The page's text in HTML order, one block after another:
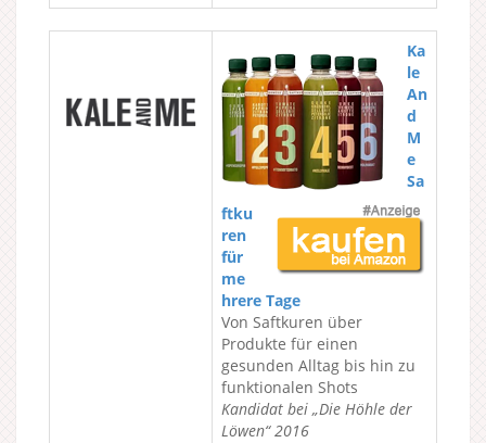
Ka
le
An
d
M
e
Sa
ftku
ren
für
me
hrere Tage
Von Saftkuren über
Produkte für einen
gesunden Alltag bis hin zu
funktionalen Shots
Kandidat bei „Die Höhle der
Löwen“ 2016